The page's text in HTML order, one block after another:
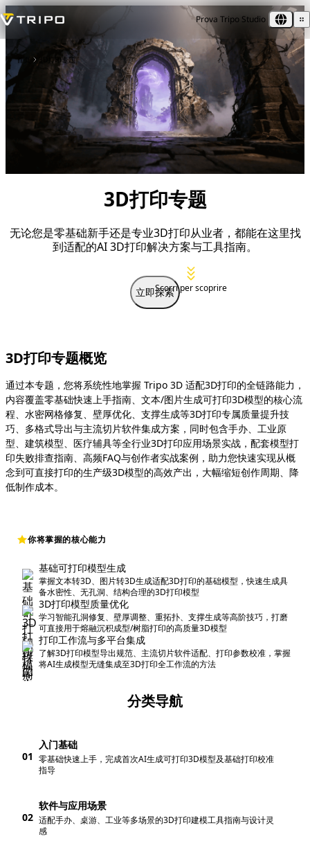
Prova Tripo Studio
首页 3D打印专题
3D打印专题
无论您是零基础新手还是专业3D打印从业者，都能在这里找
到适配的AI 3D打印解决方案与工具指南。
立即探索Scorri per scoprire
3D打印专题概览
通过本专题，您将系统性地掌握 Tripo 3D 适配3D打印的全链路能力，
内容覆盖零基础快速上手指南、文本/图片生成可打印3D模型的核心流
程、水密网格修复、壁厚优化、支撑生成等3D打印专属质量提升技
巧、多格式导出与主流切片软件集成方案，同时包含手办、工业原
型、建筑模型、医疗辅具等全行业3D打印应用场景实战，配套模型打
印失败排查指南、高频FAQ与创作者实战案例，助力您快速实现从概
念到可直接打印的生产级3D模型的高效产出，大幅缩短创作周期、降
低制作成本。
你将掌握的核心能力
基础可打印模型生成
掌握文本转3D、图片转3D生成适配3D打印的基础模型，快速生成具
备水密性、无孔洞、结构合理的3D打印模型
3D打印模型质量优化
学习智能孔洞修复、壁厚调整、重拓扑、支撑生成等高阶技巧，打磨
可直接用于熔融沉积成型/树脂打印的高质量3D模型
打印工作流与多平台集成
了解3D打印模型导出规范、主流切片软件适配、打印参数校准，掌握
将AI生成模型无缝集成至3D打印全工作流的方法
分类导航
01
入门基础
零基础快速上手，完成首次AI生成可打印3D模型及基础打印校准
指导
02
软件与应用场景
适配手办、桌游、工业等多场景的3D打印建模工具指南与设计灵
感